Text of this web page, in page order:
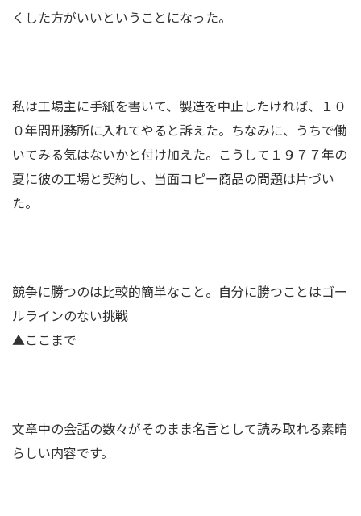
くした方がいいということになった。
私は工場主に手紙を書いて、製造を中止したければ、１０
０年間刑務所に入れてやると訴えた。ちなみに、うちで働
いてみる気はないかと付け加えた。こうして１９７７年の
夏に彼の工場と契約し、当面コピー商品の問題は片づい
た。
競争に勝つのは比較的簡単なこと。自分に勝つことはゴー
ルラインのない挑戦
▲ここまで
文章中の会話の数々がそのまま名言として読み取れる素晴
らしい内容です。